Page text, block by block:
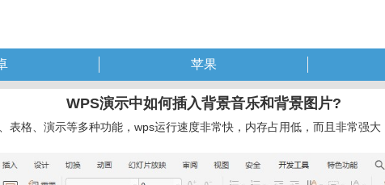
苹果
WPS演示中如何插入背景音乐和背景图片?
格、演示等多种功能，wps运行速度非常快，内存占用低，而且非常强